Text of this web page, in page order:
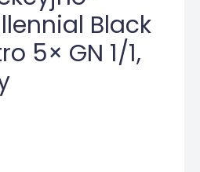
Black
5× GN 1/1,